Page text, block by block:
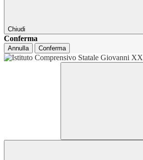
Chiudi
Conferma
Annulla Conferma